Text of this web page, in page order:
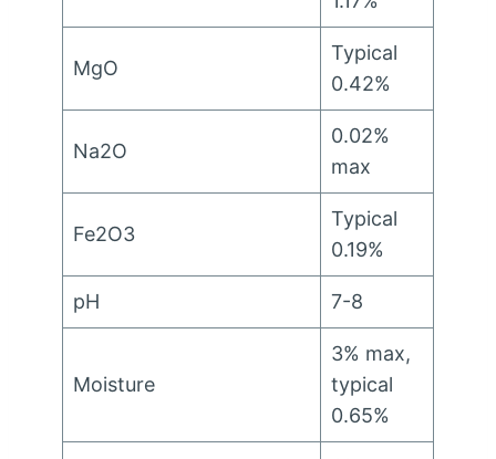
MgO
Typical
0.42%
Na2O
0.02%
max
Fe2O3
Typical
0.19%
pH 7-8
Moisture
3% max,
typical
0.65%